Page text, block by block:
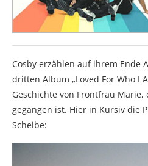
Cosby erzählen auf ihrem Ende
dritten Album „Loved For Who I
Geschichte von Frontfrau
gegangen ist. Hier in Kursiv die
Scheibe: